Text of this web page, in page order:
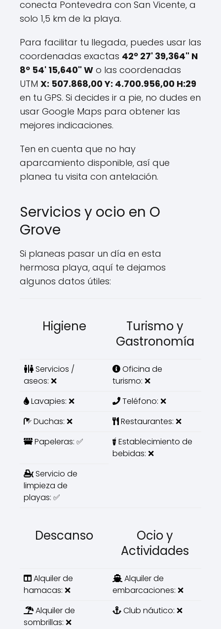
conecta Pontevedra con San Vicente, a
solo 1,5 km de la playa.
Para facilitar tu llegada, puedes usar las
coordenadas exactas 42º 27' 39,364" N
8º 54' 15,640" W o las coordenadas
UTM X: 507.868,00 Y: 4.700.956,00 H:29
en tu GPS. Si decides ir a pie, no dudes en
usar Google Maps para obtener las
mejores indicaciones.
Ten en cuenta que no hay
aparcamiento disponible, así que
planea tu visita con antelación.
Servicios y ocio en O
Grove
Si planeas pasar un día en esta
hermosa playa, aquí te dejamos
algunos datos útiles:
Higiene
Turismo y
Gastronomía
Servicios /
aseos: ❌
Oficina de
turismo: ❌
Lavapies: ❌
Teléfono: ❌
Duchas: ❌
Restaurantes: ❌
Papeleras: ✅
Establecimiento de
bebidas: ❌
Servicio de
limpieza de
playas: ✅
Descanso
Ocio y
Actividades
Alquiler de
hamacas: ❌
Alquiler de
embarcaciones: ❌
Alquiler de
sombrillas: ❌
Club náutico: ❌